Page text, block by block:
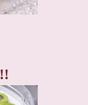
!!